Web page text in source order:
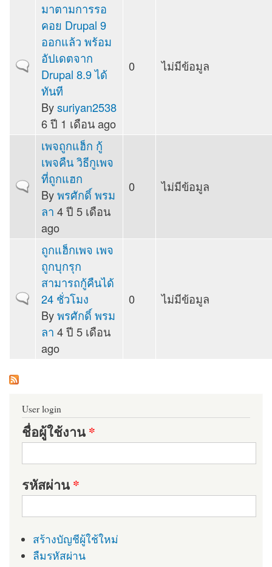
Normal topic
มาตามการรอ
คอย Drupal 9
ออกแล้ว พร้อม
อัปเดตจาก
Drupal 8.9 ได้
ทันที
Bysuriyan2538
6 ปี 1 เดือน ago
0 ไม่มีข้อมูล
Normal topic
เพจถูกแฮ็ก กู้
เพจคืน วิธีกูเพจ
ที่ถูกแฮก
Byพรศักดิ์ พรม
ลา 4 ปี 5 เดือน
ago
0 ไม่มีข้อมูล
Normal topic
ถูกแฮ็กเพจ เพจ
ถูกบุกรุก
สามารถกู้คืนได้
24 ชั่วโมง
Byพรศักดิ์ พรม
ลา 4 ปี 5 เดือน
ago
0 ไม่มีข้อมูล
User login
ชื่อผู้ใช้งาน*
รหัสผ่าน*
สร้างบัญชีผู้ใช้ใหม่
ลืมรหัสผ่าน